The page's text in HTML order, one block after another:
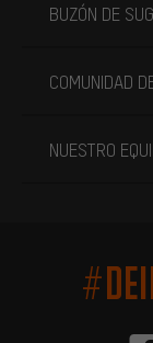
BUZÓN DE
COMUNIDAD
NUESTRO